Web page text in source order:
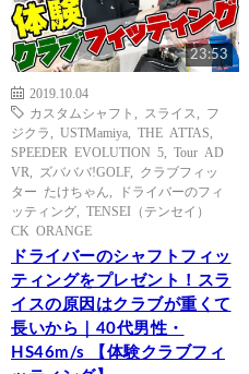
23:53
2019.10.04
カスタムシャフト
スライス
フ
ジクラ
USTMamiya THE ATTAS
SPEEDER EVOLUTION 5
Tour AD
VR
ズバババ!GOLF, クラブフィッ
ター たけちゃん
ドライバーのフィ
ッティング
TENSEI（テンセイ）
CK ORANGE
ドライバーのシャフトフィッ
ティングをプレゼント！スラ
イスの原因はクラブが重くて
長いから｜40代男性・
HS46m/s 【体験クラブフィ